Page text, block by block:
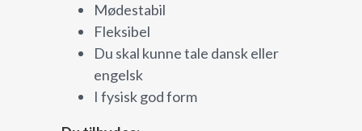
Mødestabil
Fleksibel
Du skal kunne tale dansk eller
engelsk
I fysisk god form